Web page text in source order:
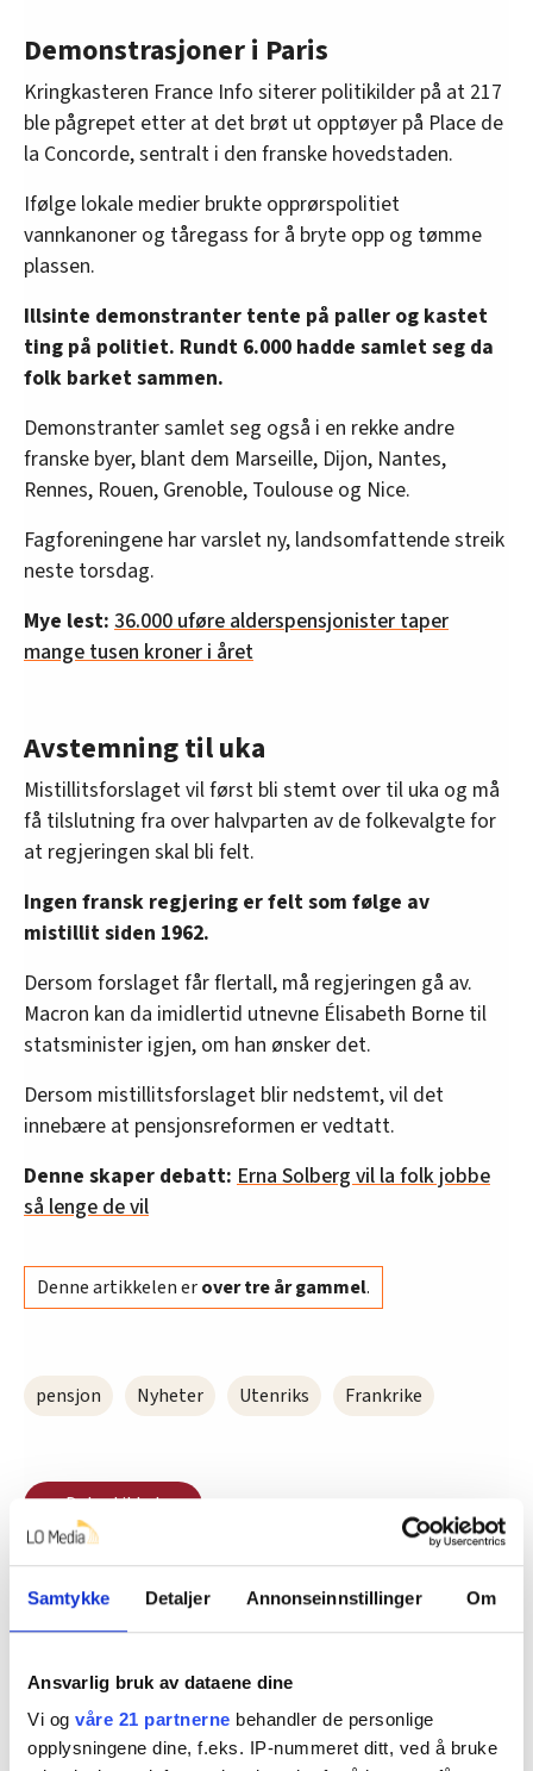
Samtykke Detaljer Annonseinnstillinger Om
Ansvarlig bruk av dataene dine
Vi og våre 21 partnerne behandler de personlige
opplysningene dine, f.eks. IP-nummeret ditt, ved å bruke
Demonstrasjoner i Paris
Kringkasteren France Info siterer politikilder på at 217
ble pågrepet etter at det brøt ut opptøyer på Place de
la Concorde, sentralt i den franske hovedstaden.
Ifølge lokale medier brukte opprørspolitiet
vannkanoner og tåregass for å bryte opp og tømme
plassen.
Illsinte demonstranter tente på paller og kastet
ting på politiet. Rundt 6.000 hadde samlet seg da
folk barket sammen.
Demonstranter samlet seg også i en rekke andre
franske byer, blant dem Marseille, Dijon, Nantes,
Rennes, Rouen, Grenoble, Toulouse og Nice.
Fagforeningene har varslet ny, landsomfattende streik
neste torsdag.
Mye lest: 36.000 uføre alderspensjonister taper
mange tusen kroner i året
Avstemning til uka
Mistillitsforslaget vil først bli stemt over til uka og må
få tilslutning fra over halvparten av de folkevalgte for
at regjeringen skal bli felt.
Ingen fransk regjering er felt som følge av
mistillit siden 1962.
Dersom forslaget får flertall, må regjeringen gå av.
Macron kan da imidlertid utnevne Élisabeth Borne til
statsminister igjen, om han ønsker det.
Dersom mistillitsforslaget blir nedstemt, vil det
innebære at pensjonsreformen er vedtatt.
Denne skaper debatt: Erna Solberg vil la folk jobbe
så lenge de vil
Denne artikkelen erover tre år gammel.
pensjon Nyheter Utenriks Frankrike
Del artikkel